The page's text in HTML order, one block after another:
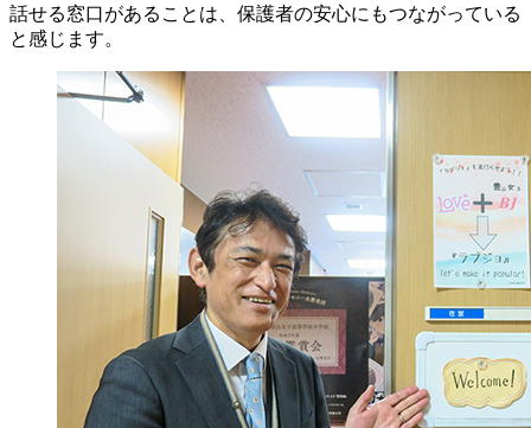
話せる窓口があることは、保護者の安心にもつながっている
と感じます。